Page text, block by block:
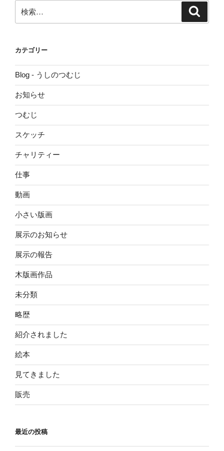
索:
カテゴリー
Blog - うしのつむじ
お知らせ
つむじ
スケッチ
チャリティー
仕事
動画
小さい版画
展示のお知らせ
展示の報告
木版画作品
未分類
略歴
紹介されました
絵本
見てきました
販売
最近の投稿